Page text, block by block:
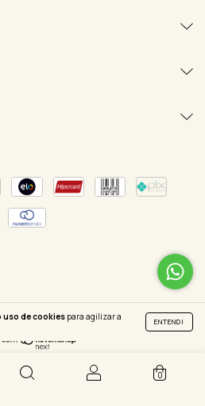
uso de cookies para agilizar a
ENTENDI
0
- 2026. Todos os direitos reservados.